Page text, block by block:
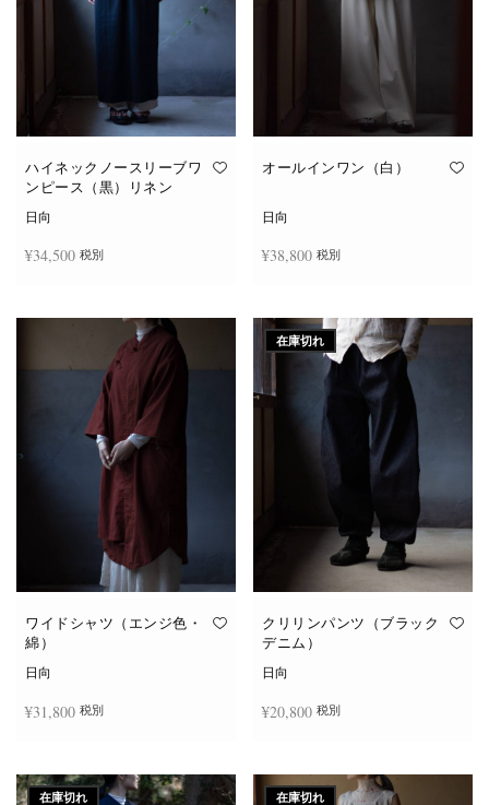
ハイネックノースリーブワ
ンピース（黒）リネン
日向
¥34,500 税別
オールインワン（白）
日向
¥38,800 税別
ワイドシャツ（エンジ色・
綿）
日向
¥31,800 税別
在庫切れ
クリリンパンツ（ブラック
デニム）
日向
¥20,800 税別
在庫切れ 在庫切れ